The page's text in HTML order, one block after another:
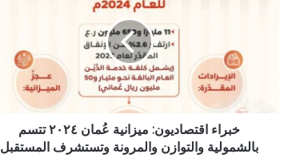
بالشمولية
والمرونة
وتستشرف
المستقبل
خبراء اقتصاديون: ميزانية عُمان ٢٠٢٤ تتسم
بالشمولية والتوازن والمرونة وتستشرف المستقبل